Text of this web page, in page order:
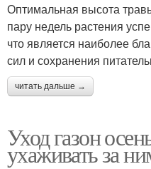
Оптимальная высота
пару недель растения
что является наиболее
сил и сохранения
читать дальше →
Уход газон
ухаживать за